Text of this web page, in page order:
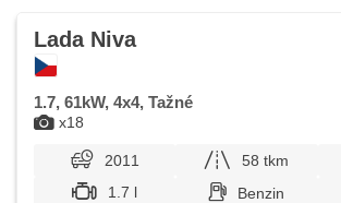
x18
Lada Niva
1.7, 61kW, 4x4, Tažné
2011 58 tkm
1.7 l
Benzin